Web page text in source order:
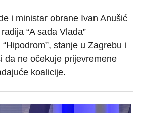
i ministar obrane Ivan Anušić
“A sada Vlada”
stanje u Zagrebu i
da ne očekuje prijevremene
koalicije.